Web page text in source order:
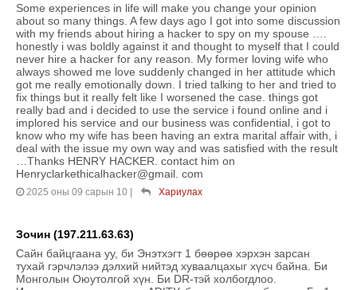
Some experiences in life will make you change your opinion
about so many things. A few days ago I got into some discussion
with my friends about hiring a hacker to spy on my spouse ….
honestly i was boldly against it and thought to myself that I could
never hire a hacker for any reason. My former loving wife who
always showed me love suddenly changed in her attitude which
got me really emotionally down. I tried talking to her and tried to
fix things but it really felt like I worsened the case. things got
really bad and i decided to use the service i found online and i
implored his service and our business was confidential, i got to
know who my wife has been having an extra marital affair with, i
deal with the issue my own way and was satisfied with the result
…Thanks HENRY HACKER. contact him on
Henryclarkethicalhacker@gmail. com
2025 оны 09 сарын 10 | Хариулах
Зочин (197.211.63.63)
Сайн байцгаана уу, би Энэтхэгт 1 бөөрөө хэрхэн зарсан
тухай гэрчлэлээ дэлхий нийтэд хуваалцахыг хүсч байна. Би
Монголын Оюутолгой хүн. Би DR-тэй холбогдлоо.